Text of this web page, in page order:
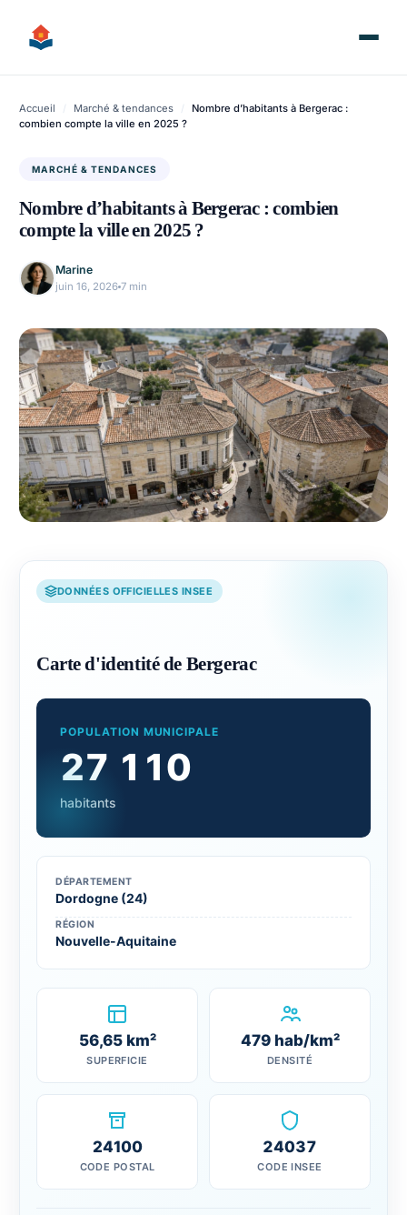
contenu
Accueil / Marché & tendances /
Nombre d’habitants à Bergerac :
combien compte la ville en 2025 ?
MARCHÉ & TENDANCES
Nombre d’habitants à Bergerac : combien
compte la ville en 2025 ?
Marine
juin 16, 2026 7 min
DONNÉES OFFICIELLES INSEE
Carte d'identité de Bergerac
POPULATION MUNICIPALE
27 110
habitants
DÉPARTEMENT
Dordogne (24)
RÉGION
Nouvelle-Aquitaine
56,65 km²
SUPERFICIE
479 hab/km²
DENSITÉ
24100
CODE POSTAL
24037
CODE INSEE